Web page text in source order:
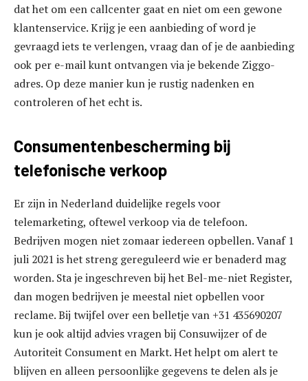
dat het om een callcenter gaat en niet om een gewone
klantenservice. Krijg je een aanbieding of word je
gevraagd iets te verlengen, vraag dan of je de aanbieding
ook per e-mail kunt ontvangen via je bekende Ziggo-
adres. Op deze manier kun je rustig nadenken en
controleren of het echt is.
Consumentenbescherming bij
telefonische verkoop
Er zijn in Nederland duidelijke regels voor
telemarketing, oftewel verkoop via de telefoon.
Bedrijven mogen niet zomaar iedereen opbellen. Vanaf 1
juli 2021 is het streng gereguleerd wie er benaderd mag
worden. Sta je ingeschreven bij het Bel-me-niet Register,
dan mogen bedrijven je meestal niet opbellen voor
reclame. Bij twijfel over een belletje van +31 435690207
kun je ook altijd advies vragen bij Consuwijzer of de
Autoriteit Consument en Markt. Het helpt om alert te
blijven en alleen persoonlijke gegevens te delen als je